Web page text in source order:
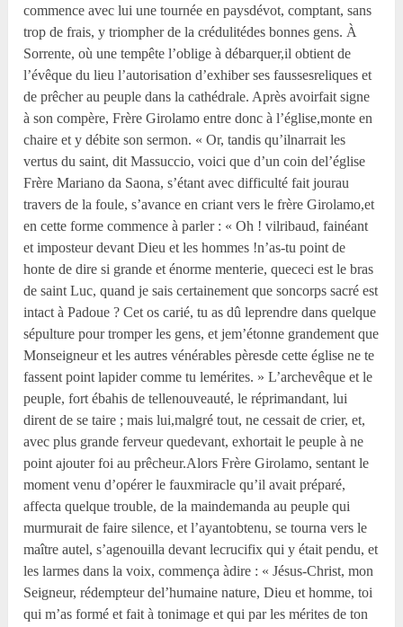
commence avec lui une tournée en paysdévot, comptant, sans
trop de frais, y triompher de la crédulitédes bonnes gens. À
Sorrente, où une tempête l’oblige à débarquer,il obtient de
l’évêque du lieu l’autorisation d’exhiber ses faussesreliques et
de prêcher au peuple dans la cathédrale. Après avoirfait signe
à son compère, Frère Girolamo entre donc à l’église,monte en
chaire et y débite son sermon. « Or, tandis qu’ilnarrait les
vertus du saint, dit Massuccio, voici que d’un coin del’église
Frère Mariano da Saona, s’étant avec difficulté fait jourau
travers de la foule, s’avance en criant vers le frère Girolamo,et
en cette forme commence à parler : « Oh ! vilribaud, fainéant
et imposteur devant Dieu et les hommes !n’as-tu point de
honte de dire si grande et énorme menterie, quececi est le bras
de saint Luc, quand je sais certainement que soncorps sacré est
intact à Padoue ? Cet os carié, tu as dû leprendre dans quelque
sépulture pour tromper les gens, et jem’étonne grandement que
Monseigneur et les autres vénérables pèresde cette église ne te
fassent point lapider comme tu lemérites. » L’archevêque et le
peuple, fort ébahis de tellenouveauté, le réprimandant, lui
dirent de se taire ; mais lui,malgré tout, ne cessait de crier, et,
avec plus grande ferveur quedevant, exhortait le peuple à ne
point ajouter foi au prêcheur.Alors Frère Girolamo, sentant le
moment venu d’opérer le fauxmiracle qu’il avait préparé,
affecta quelque trouble, de la maindemanda au peuple qui
murmurait de faire silence, et l’ayantobtenu, se tourna vers le
maître autel, s’agenouilla devant lecrucifix qui y était pendu, et
les larmes dans la voix, commença àdire : « Jésus-Christ, mon
Seigneur, rédempteur del’humaine nature, Dieu et homme, toi
qui m’as formé et fait à tonimage et qui par les mérites de ton